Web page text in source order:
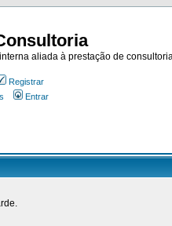
aliada à prestação de
Registrar
Entrar